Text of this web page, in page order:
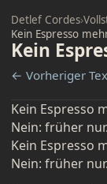
Detlef Cordes›
Kein Espresso
Kein
← Vorheriger
Kein Espresso
Nein: früher
Kein Espresso
Nein: früher nur.